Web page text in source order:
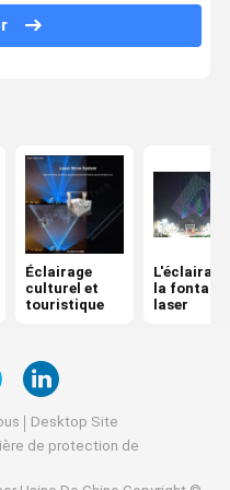
Éclairage
culturel et
touristique
L'éclairage
la fontaine
laser
Desktop Site
de protection de